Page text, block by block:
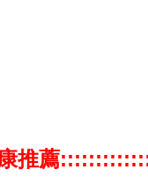
推薦